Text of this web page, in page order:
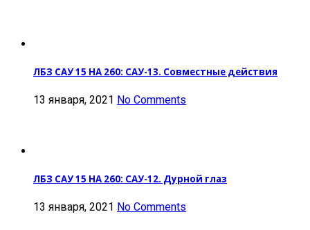
ЛБЗ САУ 15 НА 260: САУ-13. Совместные действия
13 января, 2021 No Comments
ЛБЗ САУ 15 НА 260: САУ-12. Дурной глаз
13 января, 2021 No Comments